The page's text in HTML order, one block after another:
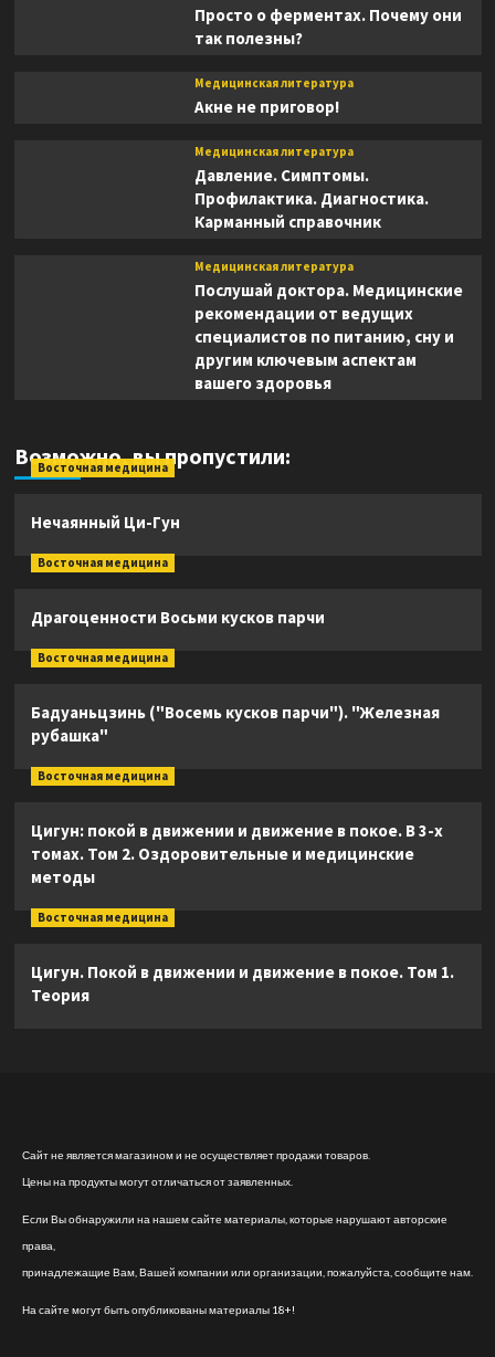
Просто о ферментах. Почему они
так полезны?
Медицинская литература
Акне не приговор!
Медицинская литература
Давление. Симптомы.
Профилактика. Диагностика.
Карманный справочник
Медицинская литература
Послушай доктора. Медицинские
рекомендации от ведущих
специалистов по питанию, сну и
другим ключевым аспектам
вашего здоровья
Возможно, вы пропустили:
Восточная медицина
Нечаянный Ци-Гун
Восточная медицина
Драгоценности Восьми кусков парчи
Восточная медицина
Бадуаньцзинь ("Восемь кусков парчи"). "Железная
рубашка"
Восточная медицина
Цигун: покой в движении и движение в покое. В 3-х
томах. Том 2. Оздоровительные и медицинские
методы
Восточная медицина
Цигун. Покой в движении и движение в покое. Том 1.
Теория
Сайт не является магазином и не осуществляет продажи товаров.
Цены на продукты могут отличаться от заявленных.
Если Вы обнаружили на нашем сайте материалы, которые нарушают авторские
права,
принадлежащие Вам, Вашей компании или организации, пожалуйста, сообщите нам.
На сайте могут быть опубликованы материалы 18+!